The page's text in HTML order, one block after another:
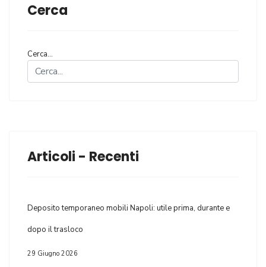
Cerca
Cerca...
Articoli - Recenti
Deposito temporaneo mobili Napoli: utile prima, durante e
dopo il trasloco
29 Giugno 2026